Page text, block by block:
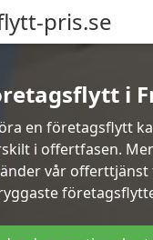
pris.se
i
en företagsflytt
i offertfasen.
vår